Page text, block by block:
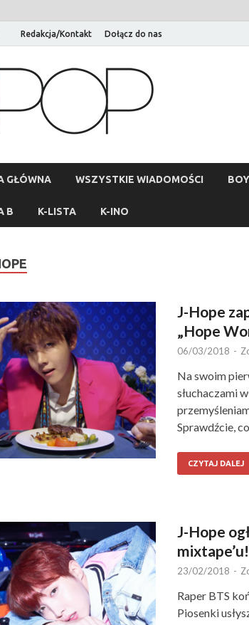
Redakcja/Kontakt Dołącz do nas
GŁÓWNA WSZYSTKIE WIADOMOŚCI
B K-LISTA K-INO
J-Hope
„Hope
06/03/2018 -
Na swoim
słuchaczami
Sprawdźcie,
CZYTAJ DALEJ
J-Hope
mixtape’u!
23/02/2018 -
Raper BTS
Piosenki